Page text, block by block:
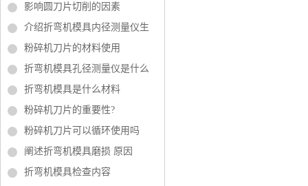
影响圆刀片切削的因素
介绍折弯机模具内径测量仪生
粉碎机刀片的材料使用
折弯机模具孔径测量仪是什么
折弯机模具是什么材料
粉碎机刀片的重要性?
粉碎机刀片可以循环使用吗
阐述折弯机模具磨损 原因
折弯机模具检查内容